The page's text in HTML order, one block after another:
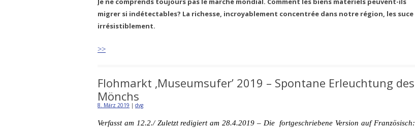
migrer si indétectables? La richesse, incroyablement concentrée dans notre région, les suce
irrésistiblement.
>>
Flohmarkt ‚Museumsufer’ 2019 – Spontane Erleuchtung des
Mönchs
8. März 2019 | dvg
Verfasst am 12.2./ Zuletzt redigiert am 28.4.2019 – Die fortgeschriebene Version auf Französisch: